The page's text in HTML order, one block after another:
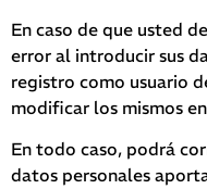
En caso de que usted
error al introducir sus
registro como usuario
modificar los mismos
En todo caso, podrá
datos personales